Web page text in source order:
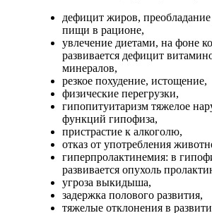
дефицит жиров, преобладание
пищи в рационе,
увлечение диетами, на фоне
развивается дефицит
минералов,
резкое похудение, истощение,
физические перегрузки,
гипопитуитаризм тяжелое
функций гипофиза,
пристрастие к алкоголю,
отказ от употребления
гиперпролактинемия: в
развивается опухоль
угроза выкидыша,
задержка полового развития,
тяжелые отклонения в